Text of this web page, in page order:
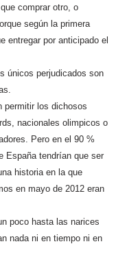
comprar otro, o
según la primera
entregar por anticipado el
únicos perjudicados son
permitir los dichosos
nacionales olimpicos o
Pero en el 90 %
España tendrían que ser
historia en la que
en mayo de 2012 eran
poco hasta las narices
nada ni en tiempo ni en